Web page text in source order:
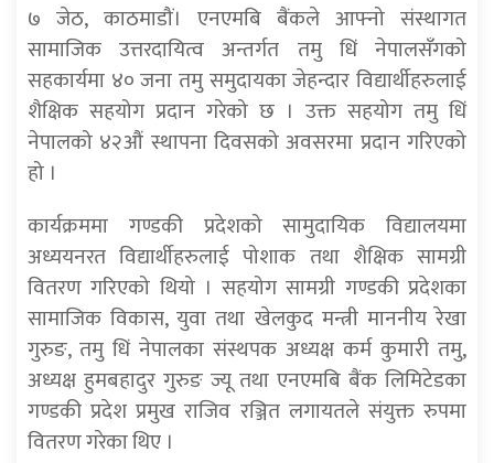
७ जेठ, काठमाडौं। एनएमबि बैंकले आफ्नो संस्थागत
सामाजिक उत्तरदायित्व अन्तर्गत तमु धिं नेपालसँगको
सहकार्यमा ४० जना तमु समुदायका जेहन्दार विद्यार्थीहरुलाई
शैक्षिक सहयोग प्रदान गरेको छ । उक्त सहयोग तमु धिं
नेपालको ४२औं स्थापना दिवसको अवसरमा प्रदान गरिएको
हो ।
कार्यक्रममा गण्डकी प्रदेशको सामुदायिक विद्यालयमा
अध्ययनरत विद्यार्थीहरुलाई पोशाक तथा शैक्षिक सामग्री
वितरण गरिएको थियो । सहयोग सामग्री गण्डकी प्रदेशका
सामाजिक विकास, युवा तथा खेलकुद मन्त्री माननीय रेखा
गुरुङ, तमु धिं नेपालका संस्थपक अध्यक्ष कर्म कुमारी तमु,
अध्यक्ष हुमबहादुर गुरुङ ज्यू तथा एनएमबि बैंक लिमिटेडका
गण्डकी प्रदेश प्रमुख राजिव रञ्जित लगायतले संयुक्त रुपमा
वितरण गरेका थिए ।